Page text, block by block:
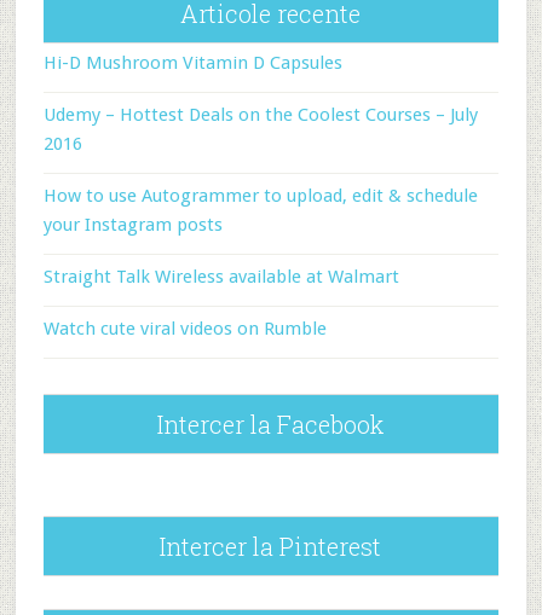
Articole recente
Hi-D Mushroom Vitamin D Capsules
Udemy – Hottest Deals on the Coolest Courses – July
2016
How to use Autogrammer to upload, edit & schedule
your Instagram posts
Straight Talk Wireless available at Walmart
Watch cute viral videos on Rumble
Intercer la Facebook
Intercer la Pinterest